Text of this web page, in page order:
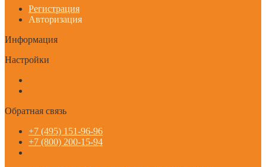
Регистрация
Авторизация
Информация
Настройки
Обратная связь
+7 (495) 151-96-96
+7 (800) 200-15-94